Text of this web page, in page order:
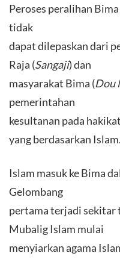
Peroses peralihan
tidak
dapat dilepaskan dari
Raja (Sangaji) dan
masyarakat Bima (Dou
pemerintahan
kesultanan pada
yang berdasarkan Islam.
Islam masuk ke Bima
Gelombang
pertama terjadi sekitar
Mubalig Islam mulai
menyiarkan agama